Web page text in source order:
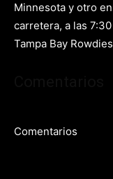
Minnesota y otro
carretera, a las
Tampa Bay
Comentarios